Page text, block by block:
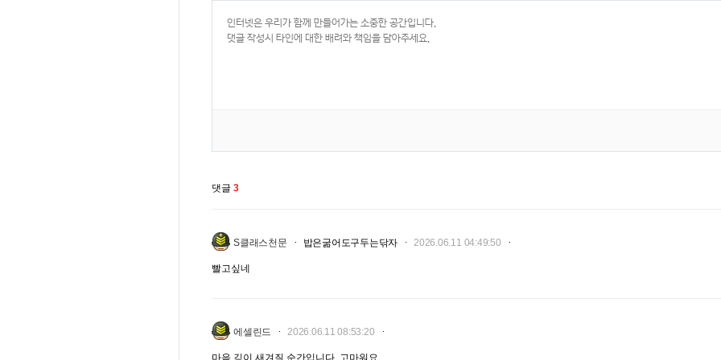
댓글 3
S클래스천문 밥은굶어도구두는닦자 2026.06.11 04:49:50
빨고싶네
에셀린드 2026.06.11 08:53:20